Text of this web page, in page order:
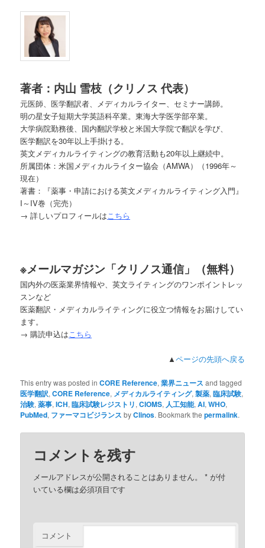
著者：内山 雪枝（クリノス 代表）
元医師、医学翻訳者、メディカルライター、セミナー講師。
明の星女子短期大学英語科卒業。東海大学医学部卒業。
大学病院勤務後、国内翻訳学校と米国大学院で翻訳を学び、
医学翻訳を30年以上手掛ける。
英文メディカルライティングの教育活動も20年以上継続中。
所属団体：米国メディカルライター協会（AMWA）（1996年～
現在）
著書：『薬事・申請における英文メディカルライティング入門』
I～IV巻（完売）
→ 詳しいプロフィールはこちら
※メールマガジン「クリノス通信」（無料）
国内外の医薬業界情報や、英文ライティングのワンポイントレッ
スンなど
医薬翻訳・メディカルライティングに役立つ情報をお届けしてい
ます。
→ 購読申込は こちら
▲ページの先頭へ戻る
This entry was posted inCORE Reference,業界ニュース and tagged
医学翻訳,CORE Reference, メディカルライティング,製薬,臨床試験,
治験,薬事,ICH,臨床試験レジストリ,CIOMS, 人工知能,AI,WHO,
PubMed, ファーマコビジランス byClinos. Bookmark thepermalink.
コメントを残す
メールアドレスが公開されることはありません。 * が付
いている欄は必須項目です
コメント